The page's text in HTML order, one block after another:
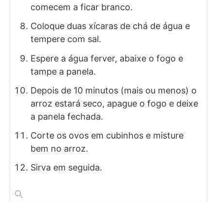
comecem a ficar branco.
Coloque duas xícaras de chá de água e
tempere com sal.
Espere a água ferver, abaixe o fogo e
tampe a panela.
Depois de 10 minutos (mais ou menos) o
arroz estará seco, apague o fogo e deixe
a panela fechada.
Corte os ovos em cubinhos e misture
bem no arroz.
Sirva em seguida.